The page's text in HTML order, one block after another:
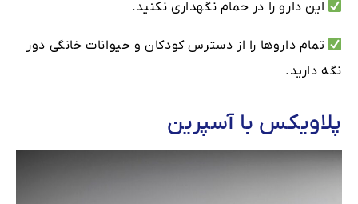
این دارو را در حمام نگهداری نکنید.
تمام داروها را از دسترس کودکان و حیوانات خانگی دور
نگه دارید.
پلاویکس با آسپرین